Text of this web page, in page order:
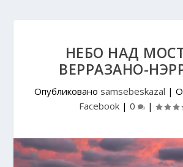
НЕБО НАД
ВЕРРАЗАНО-
Опубликовано samsebeskazal |
Facebook| 0 |